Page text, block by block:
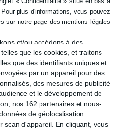
et/ou accédons à des
que les cookies, et traitons
que des identifiants uniques et
par un appareil pour des
des mesures de publicité
et le développement de
nos 162 partenaires et nous-
de géolocalisation
scan d'appareil. En cliquant, vous